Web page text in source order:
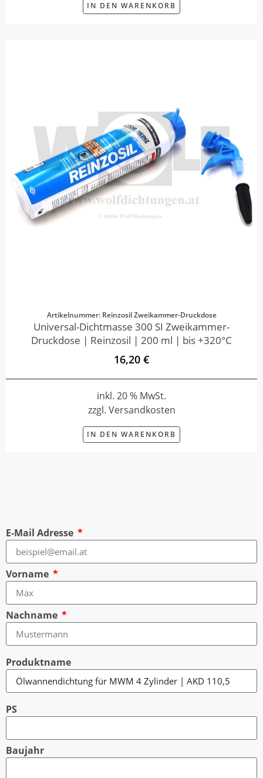
IN DEN WARENKORB
Artikelnummer: Reinzosil Zweikammer-Druckdose
Universal-Dichtmasse 300 SI Zweikammer-
Druckdose | Reinzosil | 200 ml | bis +320°C
16,20 €
inkl. 20 % MwSt.
zzgl. Versandkosten
IN DEN WARENKORB
E-Mail Adresse
Vorname
Nachname
Produktname
PS
Baujahr